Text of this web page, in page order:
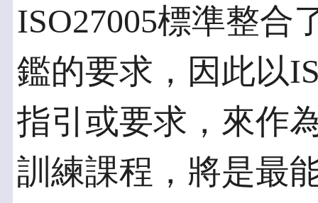
ISO27005標準整合
鑑的要求，因此以
指引或要求，來作
訓練課程，將是最